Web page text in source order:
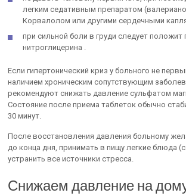
легким седативным препаратом
Корвалолом или другими сердечными
при сильной боли в груди следует положит
нитроглицерина .
Если гипертонический криз у больного не
наличием хроническим сопутствующим
рекомендуют снижать давление сульфатом
Состояние после приема таблеток обычно
30 минут.
После восстановления давления больному
до конца дня, принимать в пищу легкие блюда
устранить все источники стресса.
Снижаем давление на